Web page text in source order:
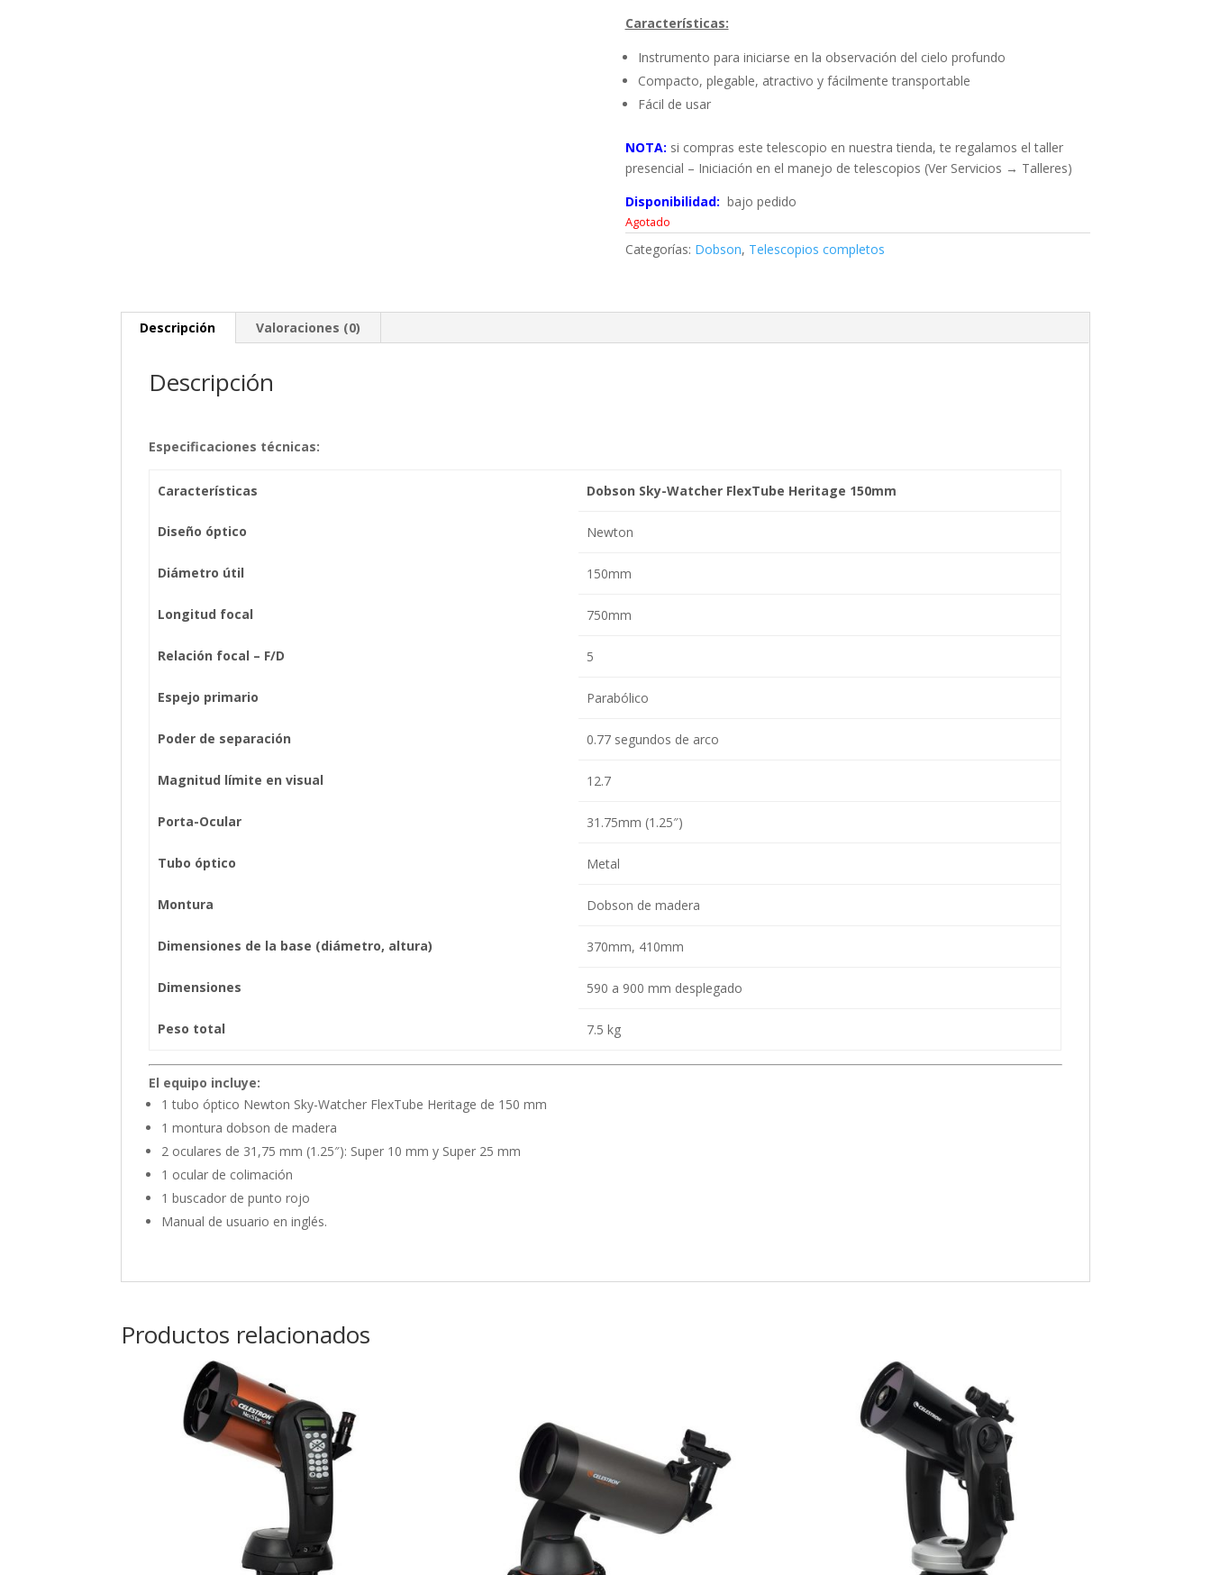
Características:
Instrumento para iniciarse en la observación del cielo profundo
Compacto, plegable, atractivo y fácilmente transportable
Fácil de usar
NOTA: si compras este telescopio en nuestra tienda, te regalamos el taller
presencial – Iniciación en el manejo de telescopios (Ver Servicios → Talleres)
Disponibilidad: bajo pedido
Agotado
Categorías: Dobson, Telescopios completos
Descripción Valoraciones (0)
Descripción
Especificaciones técnicas:
Características Dobson Sky-Watcher FlexTube Heritage 150mm
Diseño óptico Newton
Diámetro útil 150mm
Longitud focal 750mm
Relación focal – F/D 5
Espejo primario Parabólico
Poder de separación 0.77 segundos de arco
Magnitud límite en visual 12.7
Porta-Ocular 31.75mm (1.25″)
Tubo óptico Metal
Montura Dobson de madera
Dimensiones de la base (diámetro, altura) 370mm, 410mm
Dimensiones 590 a 900 mm desplegado
Peso total 7.5 kg
El equipo incluye:
1 tubo óptico Newton Sky-Watcher FlexTube Heritage de 150 mm
1 montura dobson de madera
2 oculares de 31,75 mm (1.25″): Super 10 mm y Super 25 mm
1 ocular de colimación
1 buscador de punto rojo
Manual de usuario en inglés.
Productos relacionados